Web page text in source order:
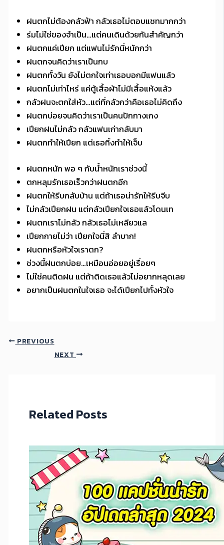
ฝนตกไม่ต้องกลัวฟ้า กลัวเธอไม่ตอบแชทมากกว่า
ร่มไม่ใช่ของจำเป็น…แต่คนเดินด้วยกันสำคัญกว่า
ฝนตกแค่เปียก แต่แฟนไม่รักนี่หนักกว่า
ฝนตกจนคิดว่าเราเป็นกบ
ฝนตกทั้งวัน ยังไม่ตกใจเท่าเธอบอกมีแฟนแล้ว
ฝนตกไม่เท่าไหร่ แค่ตู้เสื้อผ้าไม่มีเสื้อแห้งแล้ว
กลัวฝนจะตกใส่หัว…แต่ที่กลัวกว่าคือเธอไม่คิดถึง
ฝนตกบ่อยจนคิดว่าเราเป็นคนปักกางเกง
เปียกฝนไม่กลัว กลัวแฟนเก่ากลับมา
ฝนตกทำให้เปียก แต่เธอทิ้งทำให้เจ็บ
ฝนตกหนัก พอ ๆ กับน้ำหนักเราช่วงนี้
ตกหลุมรักเธอเร็วกว่าฝนตกอีก
ฝนตกให้รีบกลับบ้าน แต่ถ้าเธอน่ารักให้รีบจีบ
ไม่กลัวเปียกฝน แต่กลัวเปียกใจเธอแล้วโดนเท
ฝนตกเราไม่กลัว กลัวเธอไม่เหลียวแล
เปียกกายไม่ว่า เปียกใจนี่สิ ลำบาก!
ฝนตกหรือหัวใจเราตก?
ช่วงนี้ฝนตกบ่อย…เหมือนอ่อยอยู่เรื่อยๆ
ไม่ใช่คนติดฝน แต่ถ้าติดเธอแล้วไม่อยากหลุดเลย
อยากเป็นฝนตกในใจเธอ จะได้เปียกไปทั้งหัวใจ
PREVIOUS
NEXT
Related Posts